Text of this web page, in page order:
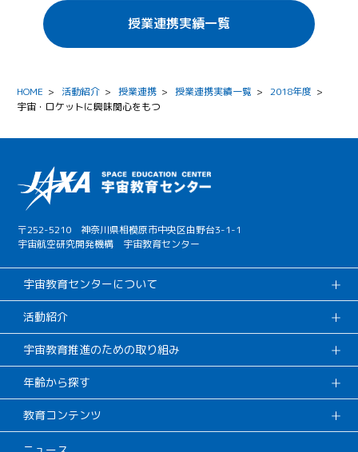
授業連携実績一覧
HOME > 活動紹介 > 授業連携 > 授業連携実績一覧 > 2018年度 >
宇宙・ロケットに興味関心をもつ
〒252-5210 神奈川県相模原市中央区由野台3-1-1
宇宙航空研究開発機構 宇宙教育センター
宇宙教育センターについて
活動紹介
宇宙教育推進のための取り組み
年齢から探す
教育コンテンツ